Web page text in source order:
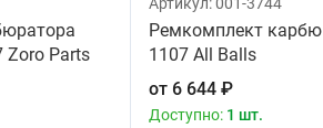
Zoro Parts
Ремкомплект
1107 All Balls
от 6 644 ₽
Доступно: 1 шт.